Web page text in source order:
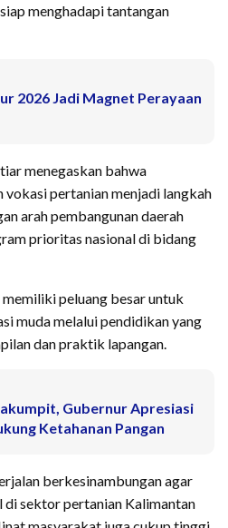
menghadapi tantangan
2026 Jadi Magnet Perayaan
menegaskan bahwa
pertanian menjadi langkah
arah pembangunan daerah
prioritas nasional di bidang
peluang besar untuk
muda melalui pendidikan yang
dan praktik lapangan.
Gubernur Apresiasi
Ketahanan Pangan
berkesinambungan agar
sektor pertanian Kalimantan